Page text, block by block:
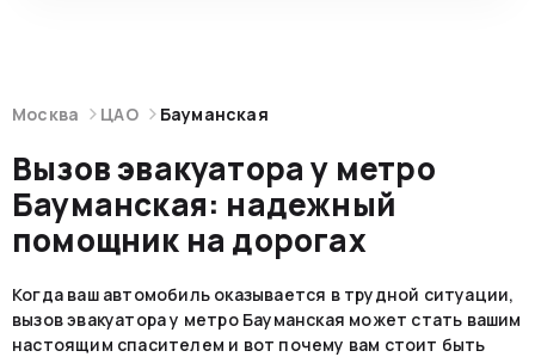
Москва ЦАО Бауманская
Вызов эвакуатора у метро
Бауманская: надежный
помощник на дорогах
Когда ваш автомобиль оказывается в трудной ситуации,
вызов эвакуатора у метро Бауманская может стать вашим
настоящим спасителем и вот почему вам стоит быть